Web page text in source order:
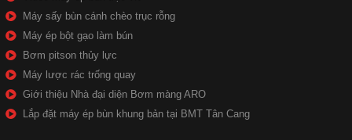
Máy sấy bùn cánh chèo trục rỗng
Máy ép bột gạo làm bún
Bơm pitson thủy lực
Máy lược rác trống quay
Giới thiệu Nhà đại diện Bơm màng ARO
Lắp đặt máy ép bùn khung bản tại BMT Tân Cang